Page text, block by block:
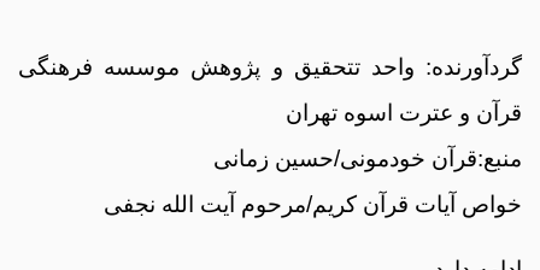
گردآورنده: واحد تتحقیق و پژوهش موسسه فرهنگی
قرآن و عترت اسوه تهران
منبع:قرآن خودمونی/حسین زمانی
خواص آیات قرآن کریم/مرحوم آیت الله نجفی